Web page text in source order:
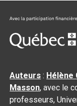
Auteurs : Hélène
Masson, avec le
professeurs,